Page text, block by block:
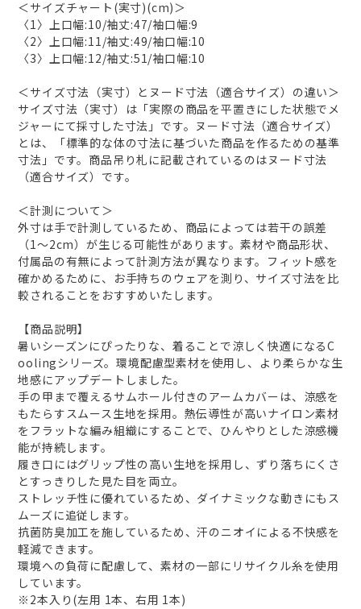
＜サイズチャート(実寸)(cm)＞
〈1〉上口幅:10/袖丈:47/袖口幅:9
〈2〉上口幅:11/袖丈:49/袖口幅:10
〈3〉上口幅:12/袖丈:51/袖口幅:10
＜サイズ寸法（実寸）とヌード寸法（適合サイズ）の違い＞
サイズ寸法（実寸）は「実際の商品を平置きにした状態でメ
ジャーにて採寸した寸法」です。ヌード寸法（適合サイズ）
とは、「標準的な体の寸法に基づいた商品を作るための基準
寸法」です。商品吊り札に記載されているのはヌード寸法
（適合サイズ）です。
＜計測について＞
外寸は手で計測しているため、商品によっては若干の誤差
（1～2cm）が生じる可能性があります。素材や商品形状、
付属品の有無によって計測方法が異なります。フィット感を
確かめるために、お手持ちのウェアを測り、サイズ寸法を比
較されることをおすすめいたします。
【商品説明】
暑いシーズンにぴったりな、着ることで涼しく快適になるC
oolingシリーズ。環境配慮型素材を使用し、より柔らかな生
地感にアップデートしました。
手の甲まで覆えるサムホール付きのアームカバーは、涼感を
もたらすスムース生地を採用。熱伝導性が高いナイロン素材
をフラットな編み組織にすることで、ひんやりとした涼感機
能が持続します。
履き口にはグリップ性の高い生地を採用し、ずり落ちにくさ
とすっきりした見た目を両立。
ストレッチ性に優れているため、ダイナミックな動きにもス
ムーズに追従します。
抗菌防臭加工を施しているため、汗のニオイによる不快感を
軽減できます。
環境への負荷に配慮して、素材の一部にリサイクル糸を使用
しています。
※2本入り(左用 1本、右用 1本)